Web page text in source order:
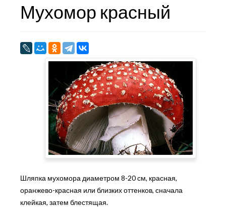
Мухомор красный
Шляпка мухомора диаметром 8-20 см, красная,
оранжево-красная или близких оттенков, сначала
клейкая, затем блестящая.